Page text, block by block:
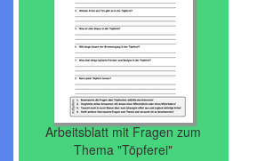
Arbeitsblatt mit Fragen zum
Thema "Töpferei"